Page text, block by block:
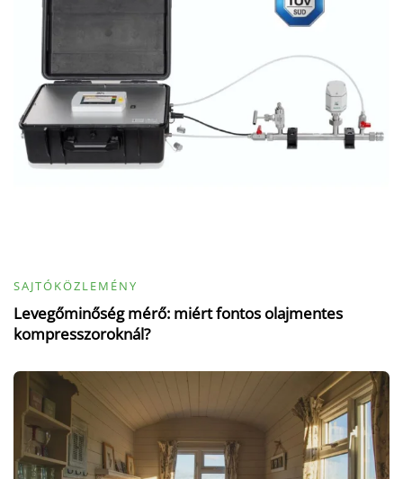
SAJTÓKÖZLEMÉNY
Levegőminőség mérő: miért fontos olajmentes
kompresszoroknál?